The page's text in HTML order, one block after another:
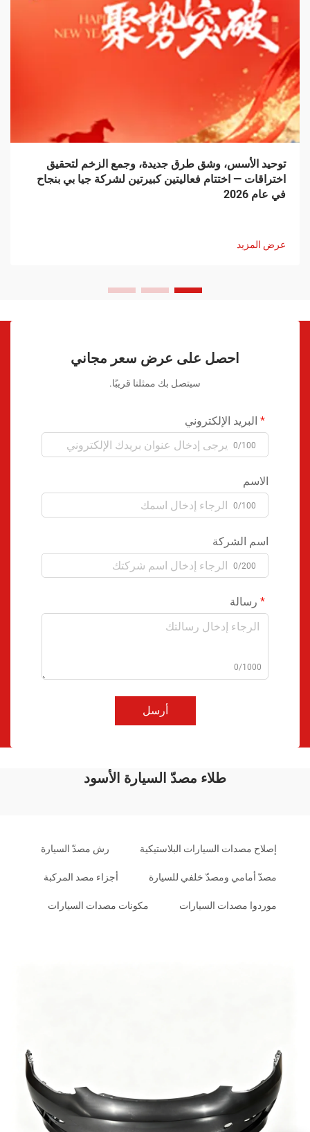
توحيد الأسس، وشق طرق جديدة، وجمع الزخم لتحقيق
اختراقات — اختتام فعاليتين كبيرتين لشركة جيا بي بنجاح
في عام 2026
عرض المزيد
احصل على عرض سعر مجاني
سيتصل بك ممثلنا قريبًا.
البريد الإلكتروني
0/100
الاسم
0/100
اسم الشركة
0/200
رسالة
0/1000
أرسل
طلاء مصدّ السيارة الأسود
إصلاح مصدات السيارات البلاستيكية رش مصدّ السيارة
مصدّ أمامي ومصدّ خلفي للسيارة أجزاء مصد المركبة
موردوا مصدات السيارات مكونات مصدات السيارات